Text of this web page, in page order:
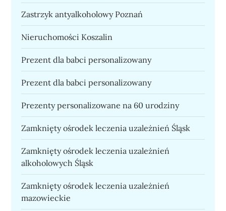
Zastrzyk antyalkoholowy Poznań
Nieruchomości Koszalin
Prezent dla babci personalizowany
Prezent dla babci personalizowany
Prezenty personalizowane na 60 urodziny
Zamknięty ośrodek leczenia uzależnień Śląsk
Zamknięty ośrodek leczenia uzależnień
alkoholowych Śląsk
Zamknięty ośrodek leczenia uzależnień
mazowieckie